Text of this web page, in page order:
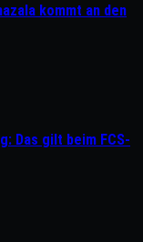
kommt an den
Das gilt beim FCS-